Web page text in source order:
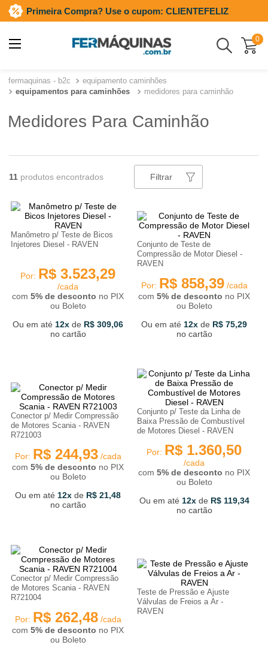
Primeira Compra? Use o cupom: CLIENTEFELIZ
0
Buscar
equipamento caminhões
equipamentos para caminhões
medidores para caminhão
Medidores Para Caminhão
11 Filtrar
Manômetro p/ Teste de Bicos
Injetores Diesel - RAVEN
Por: R$ 3.523,29
/cada
com 5% de desconto no PIX
ou Boleto
Ou em até 12 de R$ 309,06
no cartão
Conjunto de Teste de
Compressão de Motor Diesel -
RAVEN
Por: R$ 858,39/cada
com 5% de desconto no PIX
ou Boleto
Ou em até 12 de R$ 75,29
no cartão
Conector p/ Medir Compressão
de Motores Scania - RAVEN
R721003
Por: R$ 244,93/cada
com 5% de desconto no PIX
ou Boleto
Ou em até 12 de R$ 21,48
no cartão
Conjunto p/ Teste da Linha de
Baixa Pressão de Combustível
de Motores Diesel - RAVEN
Por: R$ 1.360,50
/cada
com 5% de desconto no PIX
ou Boleto
Ou em até 12 de R$ 119,34
no cartão
Conector p/ Medir Compressão
de Motores Scania - RAVEN
R721004
Por: R$ 262,48/cada
com 5% de desconto no PIX
ou Boleto
Teste de Pressão e Ajuste
Válvulas de Freios a Ar -
RAVEN